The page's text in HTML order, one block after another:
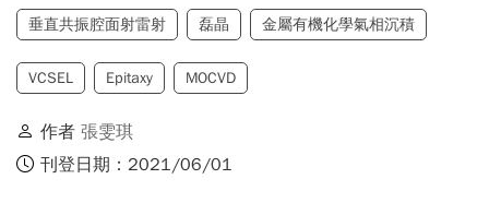
垂直共振腔面射雷射 磊晶 金屬有機化學氣相沉積
VCSEL Epitaxy MOCVD
作者 張雯琪
刊登日期：2021/06/01